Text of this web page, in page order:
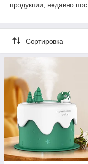
продукции, недавно
Сортировка